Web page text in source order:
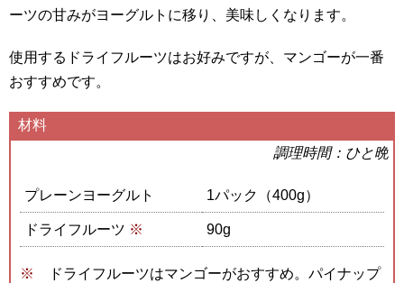
ーツの甘みがヨーグルトに移り、美味しくなります。
使用するドライフルーツはお好みですが、マンゴーが一番
おすすめです。
材料
調理時間：ひと晩
プレーンヨーグルト 1パック（400g）
ドライフルーツ ※ 90g
ドライフルーツはマンゴーがおすすめ。パイナップ